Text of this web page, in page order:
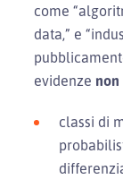
come
data,” e
evidenze non
classi di